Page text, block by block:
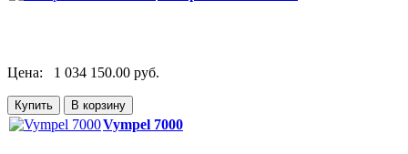
Цена: 1 034 150.00 руб.
Vympel 7000